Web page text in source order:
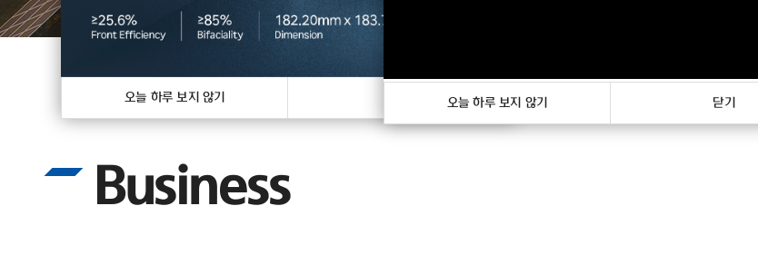
Business
오늘 하루 보지 않기 오늘 하루 보지 않기 닫기